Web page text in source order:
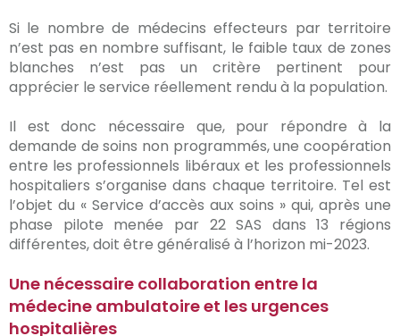
Si le nombre de médecins effecteurs par territoire
n’est pas en nombre suffisant, le faible taux de zones
blanches n’est pas un critère pertinent pour
apprécier le service réellement rendu à la population.
Il est donc nécessaire que, pour répondre à la
demande de soins non programmés, une coopération
entre les professionnels libéraux et les professionnels
hospitaliers s’organise dans chaque territoire. Tel est
l’objet du « Service d’accès aux soins » qui, après une
phase pilote menée par 22 SAS dans 13 régions
différentes, doit être généralisé à l’horizon mi-2023.
Une nécessaire collaboration entre la
médecine ambulatoire et les urgences
hospitalières